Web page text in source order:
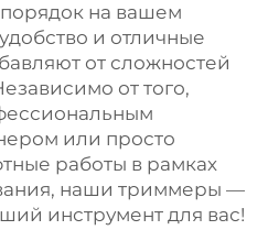
на вашем
и отличные
от сложностей
от того,
или просто
работы в рамках
наши триммеры —
инструмент для вас!